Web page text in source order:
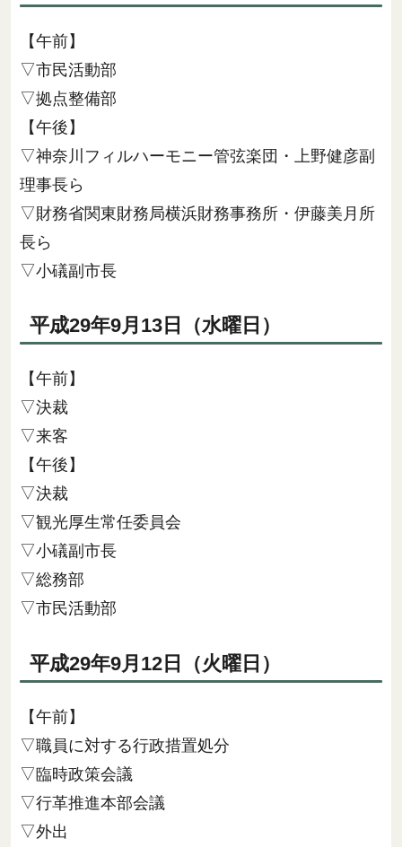
【午前】
▽市民活動部
▽拠点整備部
【午後】
▽神奈川フィルハーモニー管弦楽団・上野健彦副
理事長ら
▽財務省関東財務局横浜財務事務所・伊藤美月所
長ら
▽小礒副市長
平成29年9月13日（水曜日）
【午前】
▽決裁
▽来客
【午後】
▽決裁
▽観光厚生常任委員会
▽小礒副市長
▽総務部
▽市民活動部
平成29年9月12日（火曜日）
【午前】
▽職員に対する行政措置処分
▽臨時政策会議
▽行革推進本部会議
▽外出